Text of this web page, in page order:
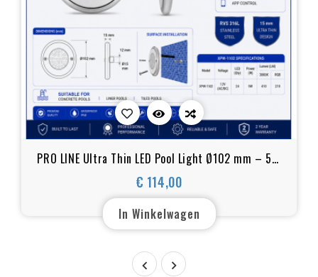
PRO LINE Ultra Thin LED Pool Light Ø102 mm – 5W
RVS 316L
€ 114,00
Prijs
In Winkelwagen
 